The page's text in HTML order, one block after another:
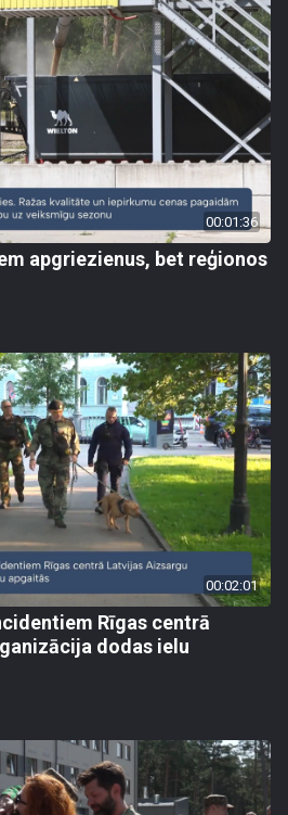
00:01:36
apgriezienus, bet reģionos
00:02:01
Rīgas centrā
dodas ielu